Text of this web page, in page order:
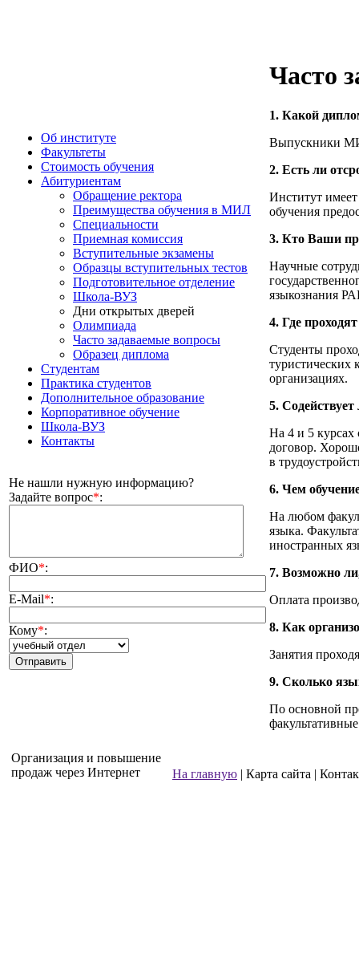
Об институте
Факультеты
Стоимость обучения
Абитуриентам
Обращение ректора
Преимущества обучения в МИЛ
Специальности
Приемная комиссия
Вступительные экзамены
Образцы вступительных тестов
Подготовительное отделение
Школа-ВУЗ
Дни открытых дверей
Олимпиада
Часто задаваемые вопросы
Образец диплома
Студентам
Практика студентов
Дополнительное образование
Корпоративное обучение
Школа-ВУЗ
Контакты
Не нашли нужную информацию?
Задайте вопрос*:
ФИО*:
E-Mail*:
Кому*:
Часто
1. Какой
Выпускники
2. Есть ли
Институт
обучения
3. Кто Ваши
Научные
языкознания
4. Где
Студенты
туристических
организациях.
5. Содействует
На 4 и 5 курсах
договор.
в
6. Чем
На любом
языка.
иностранных
7. Возможно
Оплата
8. Как
Занятия
9. Сколько
По основной
Организация и повышение
продаж через Интернет
На главную | Карта сайта |